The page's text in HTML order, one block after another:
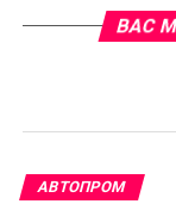
ВАС
АВТОПРОМ